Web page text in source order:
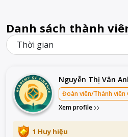
Danh sách thành
Thời gian
Nguyễn Thị Vân
Đoàn viên/Thành viên
Xem profile
1 Huy hiệu